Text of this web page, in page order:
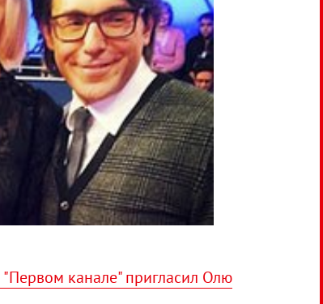
канале" пригласил Олю